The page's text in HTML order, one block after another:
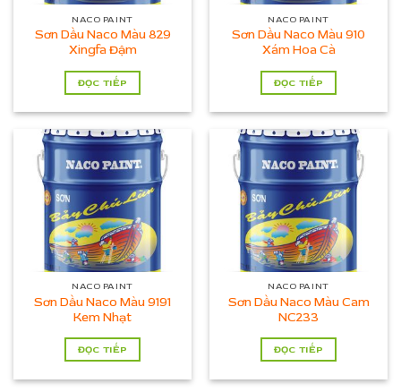
NACO PAINT
Sơn Dầu Naco Màu 829
Xingfa Đậm
ĐỌC TIẾP
NACO PAINT
Sơn Dầu Naco Màu 910
Xám Hoa Cà
ĐỌC TIẾP
NACO PAINT
Sơn Dầu Naco Màu 9191
Kem Nhạt
ĐỌC TIẾP
NACO PAINT
Sơn Dầu Naco Màu Cam
NC233
ĐỌC TIẾP